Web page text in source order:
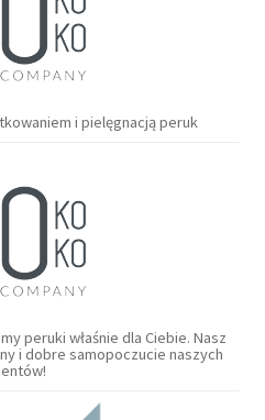
i pielęgnacją peruk
peruki właśnie dla Ciebie. Nasz
i dobre samopoczucie naszych